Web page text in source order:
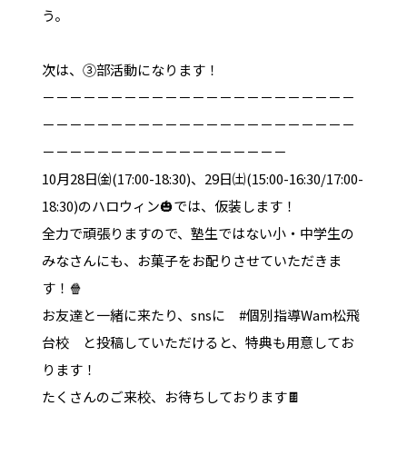
う。
次は、③部活動になります！
－－－－－－－－－－－－－－－－－－－－－－－
－－－－－－－－－－－－－－－－－－－－－－－
－－－－－－－－－－－－－－－－－－
10月28日㈮(17:00-18:30)、29日㈯(15:00-16:30/17:00-
18:30)のハロウィン🎃では、仮装します！
全力で頑張りますので、塾生ではない小・中学生の
みなさんにも、お菓子をお配りさせていただきま
す！🍿
お友達と一緒に来たり、snsに #個別指導Wam松飛
台校 と投稿していただけると、特典も用意してお
ります！
たくさんのご来校、お待ちしております🍫